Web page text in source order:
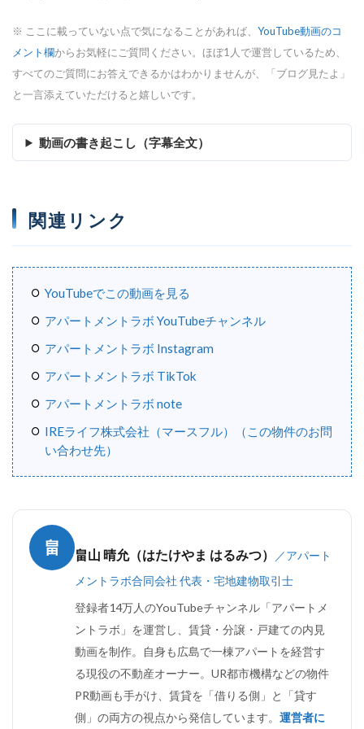
※ ここに載っていない点で気になることがあれば、 YouTube動画のコ
メント欄からお気軽にご質問ください。ほぼ1人で運営しているため、
すべてのご質問にお答えできるかはわかりませんが、「ブログ見たよ」
と一言添えていただけると嬉しいです。
動画の書き起こし（字幕全文）
関連リンク
YouTubeでこの動画を見る
アパートメントラボ YouTubeチャンネル
アパートメントラボ Instagram
アパートメントラボ TikTok
アパートメントラボ note
IREライフ株式会社（マースフル）（この物件のお問
い合わせ先）
畠 畠山 晴允（はたけやま はるみつ）
／アパート
メントラボ合同会社 代表・宅地建物取引士
登録者14万人のYouTubeチャンネル「アパートメ
ントラボ」を運営し、賃貸・分譲・戸建ての内見
動画を制作。自身も広島で一棟アパートを経営す
る現役の不動産オーナー。UR都市機構などの物件
PR動画も手がけ、賃貸を「借りる側」と「貸す
側」の両方の視点から発信しています。 運営者に